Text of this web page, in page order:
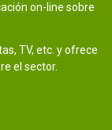
on-line sobre
TV, etc. y ofrece
el sector.